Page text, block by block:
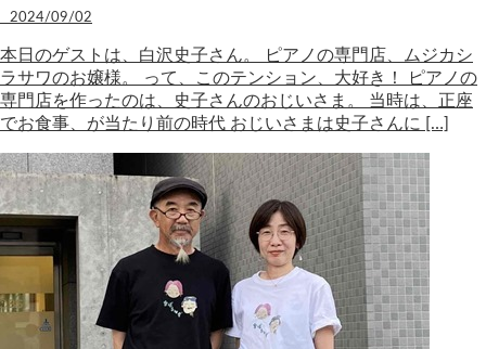
2024/09/02
本日のゲストは、白沢史子さん。 ピアノの専門店、ムジカシ
ラサワのお嬢様。 って、このテンション、大好き！ ピアノの
専門店を作ったのは、史子さんのおじいさま。 当時は、正座
でお食事、が当たり前の時代 おじいさまは史子さんに […]